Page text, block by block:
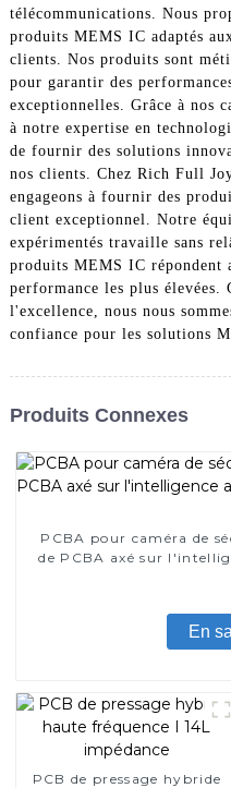
télécommunications. Nous
produits MEMS IC adaptés
clients. Nos produits sont
pour garantir des
exceptionnelles. Grâce à nos
à notre expertise en
de fournir des solutions
nos clients. Chez Rich Full
engageons à fournir des
client exceptionnel. Notre
expérimentés travaille sans
produits MEMS IC répondent
performance les plus élevées.
l'excellence, nous nous
confiance pour les solutions
Produits Connexes
PCBA pour caméra de
de PCBA axé sur
En
PCB de pressage hybride